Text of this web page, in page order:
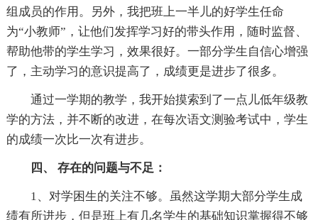
组成员的作用。另外，我把班上一半儿的好学生任命
为“小教师”，让他们发挥学习好的带头作用，随时监督、
帮助他带的学生学习，效果很好。一部分学生自信心增强
了，主动学习的意识提高了，成绩更是进步了很多。
通过一学期的教学，我开始摸索到了一点儿低年级教
学的方法，并不断的改进，在每次语文测验考试中，学生
的成绩一次比一次有进步。
四、 存在的问题与不足：
1、对学困生的关注不够。虽然这学期大部分学生成
绩有所进步，但是班上有几名学生的基础知识掌握得不够